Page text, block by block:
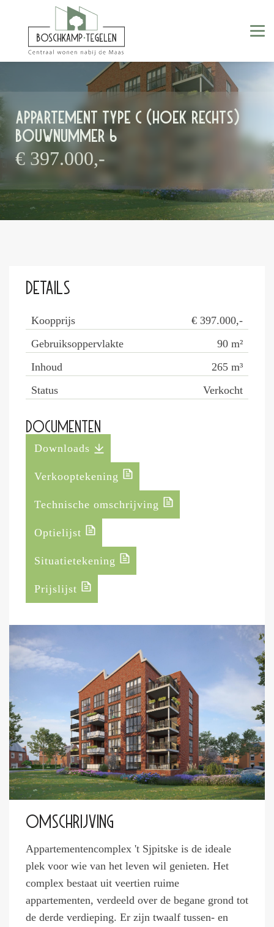
Appartement type C (hoek rechts)
Bouwnummer 6
€ 397.000,-
Details
Koopprijs
€ 397.000,-
Gebruiksoppervlakte
90 m²
Inhoud
265 m³
Status
Verkocht
Documenten
Downloads
Verkooptekening
Technische omschrijving
Optielijst
Situatietekening
Prijslijst
Omschrijving
Appartementencomplex 't Sjpitske is de ideale
plek voor wie van het leven wil genieten. Het
complex bestaat uit veertien ruime
appartementen, verdeeld over de begane grond tot
de derde verdieping. Er zijn twaalf tussen- en